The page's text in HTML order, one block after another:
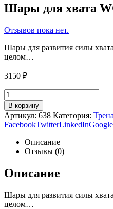
Шары для хвата
Отзывов пока нет.
Шары для развития силы
целом…
3150 ₽
В корзину
Артикул: 638 Категория:
FacebookTwitterLinkedIn
Описание
Отзывы (0)
Описание
Шары для развития силы
целом…